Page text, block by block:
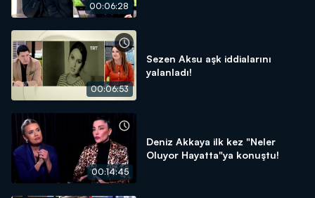
00:06:28
00:06:53
Sezen Aksu aşk iddialarını
yalanladı!
00:14:45
Deniz Akkaya ilk kez "Neler
Oluyor Hayatta"ya konuştu!